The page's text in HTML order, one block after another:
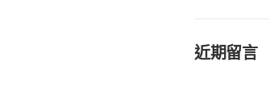
近期留言